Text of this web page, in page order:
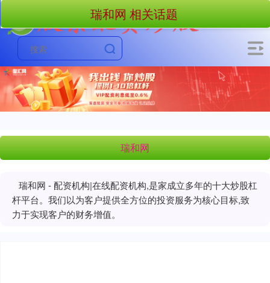
瑞和网
瑞和网 - 配资机构|在线配资机构,是家成立多年的十大炒股杠
杆平台。我们以为客户提供全方位的投资服务为核心目标,致
力于实现客户的财务增值。
瑞和网 相关话题